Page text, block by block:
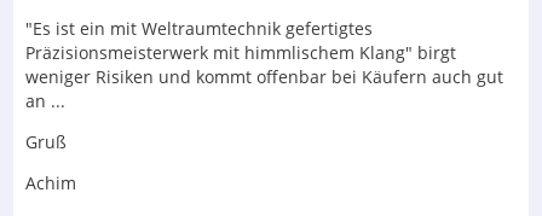
"Es ist ein mit Weltraumtechnik gefertigtes
Präzisionsmeisterwerk mit himmlischem Klang" birgt
weniger Risiken und kommt offenbar bei Käufern auch gut
an ...
Gruß
Achim